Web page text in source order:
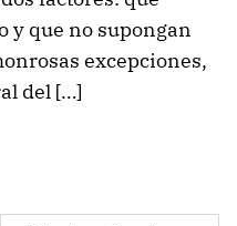
y que no supongan
excepciones,
del […]